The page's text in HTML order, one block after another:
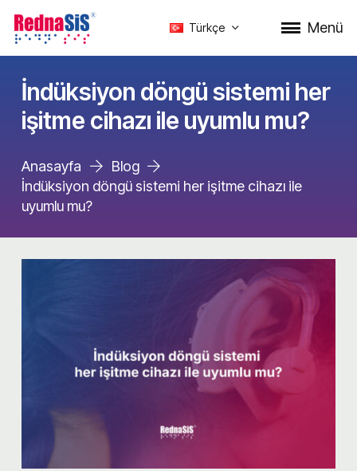
Türkçe Menü
İndüksiyon döngü sistemi her
işitme cihazı ile uyumlu mu?
Anasayfa
Blog
İndüksiyon döngü sistemi her işitme cihazı ile
uyumlu mu?